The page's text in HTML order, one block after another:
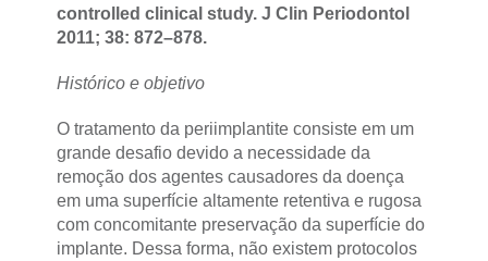
controlled clinical study.J Clin Periodontol
2011; 38: 872–878.
Histórico e objetivo
O tratamento da periimplantite consiste em um
grande desafio devido a necessidade da
remoção dos agentes causadores da doença
em uma superfície altamente retentiva e rugosa
com concomitante preservação da superfície do
implante. Dessa forma, não existem protocolos